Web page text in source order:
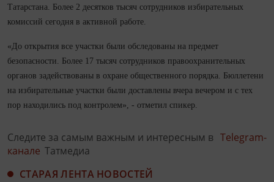
Татарстана. Более 2 десятков тысяч сотрудников избирательных
комиссий сегодня в активной работе.
«До открытия все участки были обследованы на предмет
безопасности. Более 17 тысяч сотрудников правоохранительных
органов задействованы в охране общественного порядка. Бюллетени
на избирательные участки были доставлены вчера вечером и с тех
пор находились под контролем», - отметил спикер.
Следите за самым важным и интересным в Telegram-
канале Татмедиа
СТАРАЯ ЛЕНТА НОВОСТЕЙ